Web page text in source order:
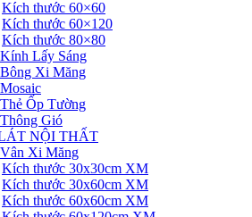
Kích thước 60×60
Kích thước 60×120
Kích thước 80×80
Lấy Sáng
Xi Măng
Ốp Tường
Gió
NỘI THẤT
Xi Măng
Kích thước 30x30cm XM
Kích thước 30x60cm XM
Kích thước 60x60cm XM